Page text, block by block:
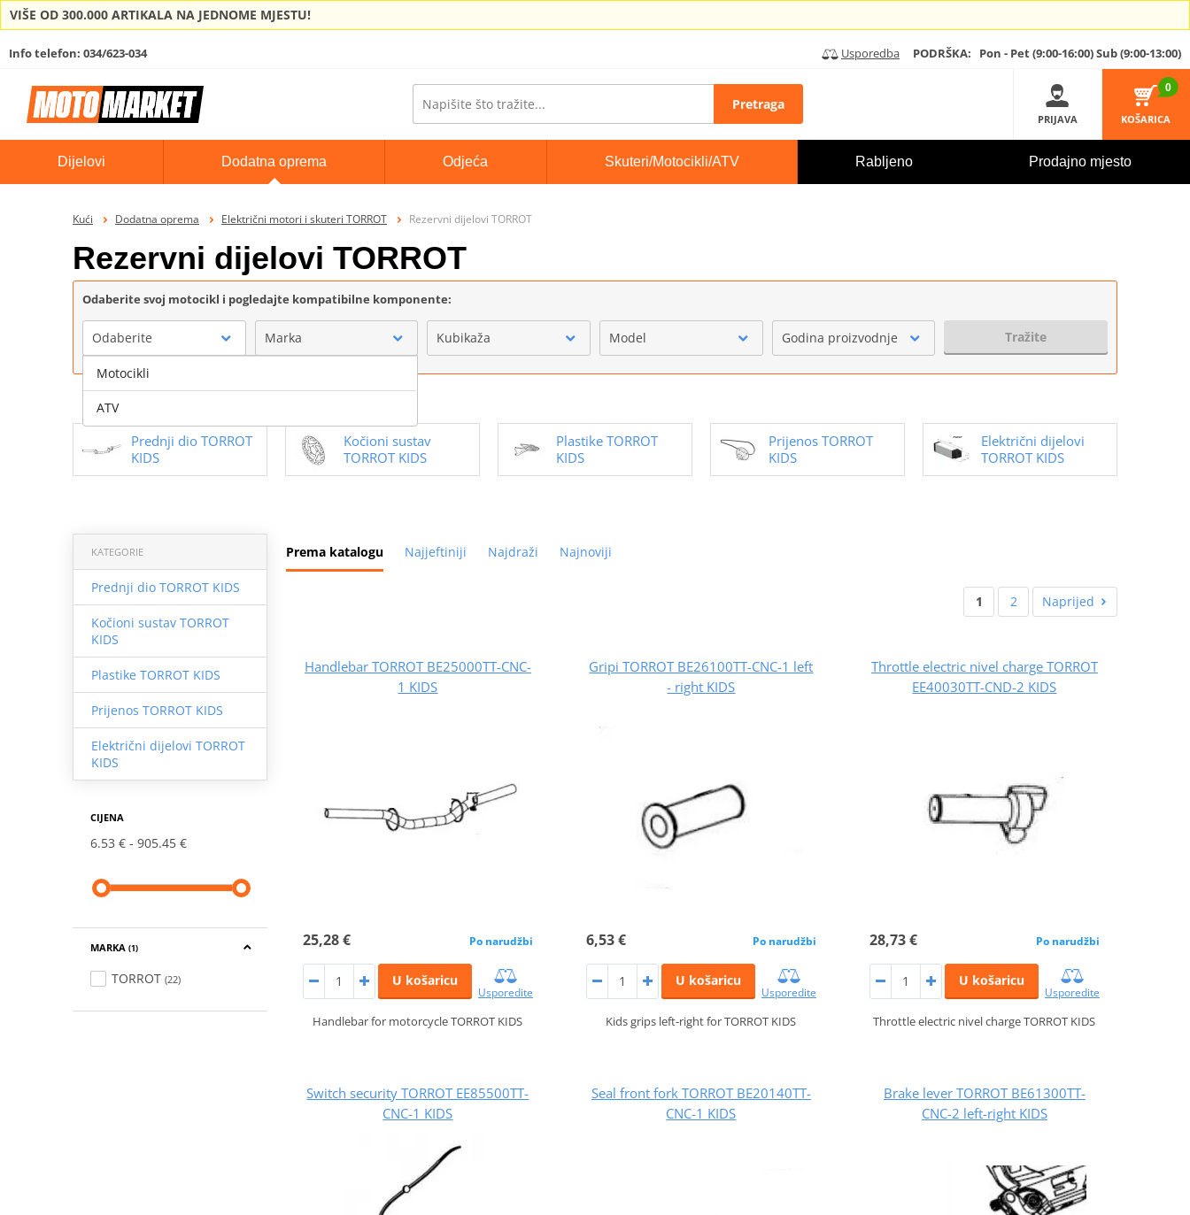
VIŠE OD 300.000 ARTIKALA NA JEDNOME MJESTU!
Info telefon: 034/623-034 Usporedba PODRŠKA: Pon - Pet (9:00-16:00)Sub (9:00-13:00)
Pretraga
PRIJAVA
0
KOŠARICA
Dijelovi Dodatna oprema Odjeća Skuteri/Motocikli/ATV Rabljeno Prodajno mjesto
Kući Dodatna oprema Električni motori i skuteri TORROT Rezervni dijelovi TORROT
Rezervni dijelovi TORROT
Odaberite svoj motocikl i pogledajte kompatibilne komponente:
Odaberite Marka Kubikaža Model Godina proizvodnje Tražite
Prednji dio TORROT
KIDS
Kočioni sustav
TORROT KIDS
Plastike TORROT
KIDS
Prijenos TORROT
KIDS
Električni dijelovi
TORROT KIDS
Prema katalogu Najjeftiniji Najdraži Najnoviji
KATEGORIE
Prednji dio TORROT KIDS
Kočioni sustav TORROT
KIDS
Plastike TORROT KIDS
Prijenos TORROT KIDS
Električni dijelovi TORROT
KIDS
CIJENA
6.53 € 905.45 €
MARKA (1)
TORROT (22)
1 2 Naprijed
Handlebar TORROT BE25000TT-CNC-
1 KIDS
25,28 € Po narudžbi
U košaricu
Usporedite
Handlebar for motorcycle TORROT KIDS
Gripi TORROT BE26100TT-CNC-1 left
- right KIDS
6,53 € Po narudžbi
U košaricu
Usporedite
Kids grips left-right for TORROT KIDS
Throttle electric nivel charge TORROT
EE40030TT-CND-2 KIDS
28,73 € Po narudžbi
U košaricu
Usporedite
Throttle electric nivel charge TORROT KIDS
Switch security TORROT EE85500TT-
CNC-1 KIDS
Seal front fork TORROT BE20140TT-
CNC-1 KIDS
Brake lever TORROT BE61300TT-
CNC-2 left-right KIDS
Motocikli
ATV